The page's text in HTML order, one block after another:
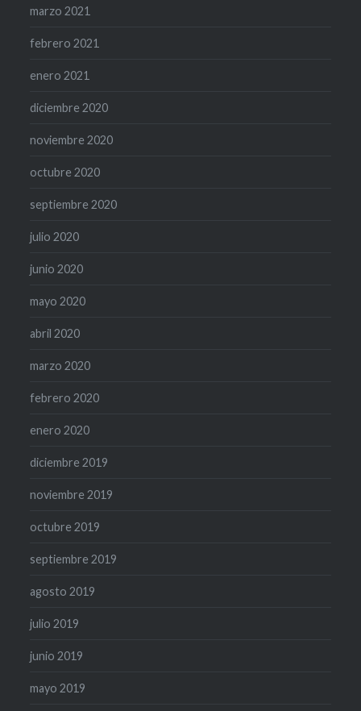
marzo 2021
febrero 2021
enero 2021
diciembre 2020
noviembre 2020
octubre 2020
septiembre 2020
julio 2020
junio 2020
mayo 2020
abril 2020
marzo 2020
febrero 2020
enero 2020
diciembre 2019
noviembre 2019
octubre 2019
septiembre 2019
agosto 2019
julio 2019
junio 2019
mayo 2019